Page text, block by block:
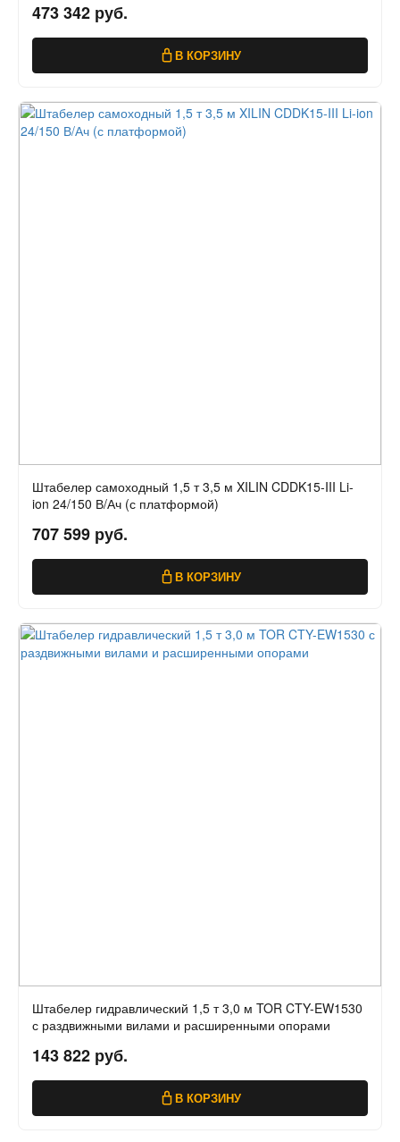
473 342 руб.
В КОРЗИНУ
Штабелер самоходный 1,5 т 3,5 м XILIN CDDK15-III Li-
ion 24/150 В/Ач (с платформой)
707 599 руб.
В КОРЗИНУ
Штабелер гидравлический 1,5 т 3,0 м TOR CTY-EW1530
с раздвижными вилами и расширенными опорами
143 822 руб.
В КОРЗИНУ